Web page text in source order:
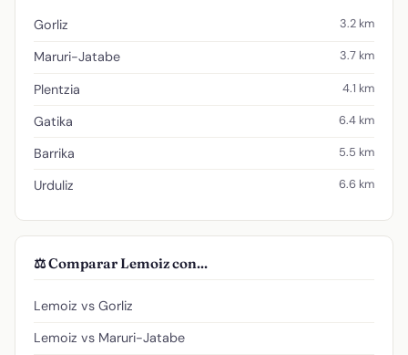
Gorliz 3.2 km
Maruri-Jatabe 3.7 km
Plentzia 4.1 km
Gatika 6.4 km
Barrika 5.5 km
Urduliz 6.6 km
⚖️ Comparar Lemoiz con...
Lemoiz vs Gorliz
Lemoiz vs Maruri-Jatabe